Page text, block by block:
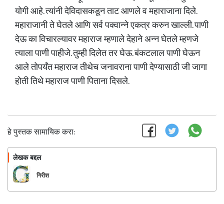
योगी आहे. त्यांनी देविदासकडून ताट आणले व महाराजाना‌ दिले.
महाराजानी ते घेतले आणि सर्व पक्वान्ने एकत्र करुन खाल्ली. पाणी
देऊ का विचारल्यावर महाराज म्हणाले देहाने अन्न घेतले म्हणजे
त्याला पाणी पाहीजे. तुम्ही दिलेत तर घेऊ. बंकटलाल पाणी घेऊन
आले तोपर्यंत महाराज तीथेच जनावराना पाणी देण्यासाठी जी जागा
होती तिथे महाराज पाणी पिताना दिसले.
हे पुस्तक सामायिक करा:
लेखक बद्दल
गिरीश